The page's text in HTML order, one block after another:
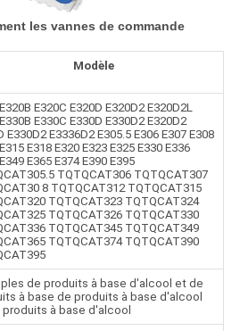
les vannes de commande
Modèle
E320C E320D E320D2 E320D2L
E330C E330D E330D2 E320D2
E330D2 E3336D2 E305.5 E306 E307 E308
E318 E320 E323 E325 E330 E336
E365 E374 E390 E395
TQTQCAT306 TQTQCAT307
8 TQTQCAT312 TQTQCAT315
TQTQCAT323 TQTQCAT324
TQTQCAT326 TQTQCAT330
TQTQCAT345 TQTQCAT349
TQTQCAT374 TQTQCAT390
de produits à base d'alcool et de
à base de produits à base d'alcool
à base d'alcool